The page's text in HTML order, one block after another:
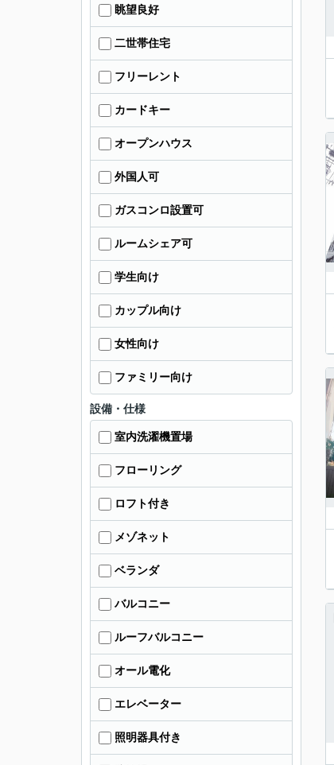
眺望良好
二世帯住宅
フリーレント
カードキー
オープンハウス
外国人可
ガスコンロ設置可
ルームシェア可
学生向け
カップル向け
女性向け
ファミリー向け
設備・仕様
室内洗濯機置場
フローリング
ロフト付き
メゾネット
ベランダ
バルコニー
ルーフバルコニー
オール電化
エレベーター
照明器具付き